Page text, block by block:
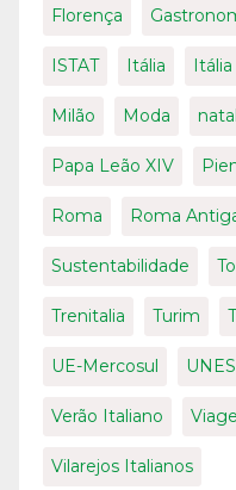
Florença
ISTAT Itália Itália
Milão Moda natal
Papa Leão XIV
Roma Roma
Sustentabilidade
Trenitalia Turim
UE-Mercosul
Verão Italiano
Vilarejos Italianos